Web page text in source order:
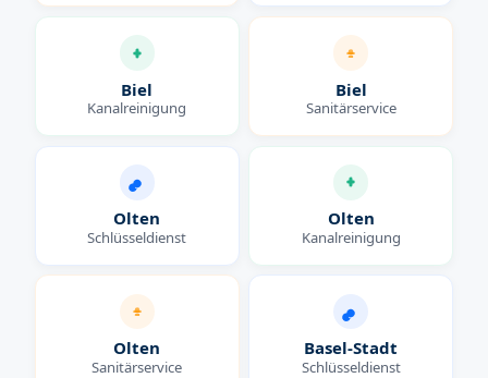
Biel
Kanalreinigung
Biel
Sanitärservice
Olten
Schlüsseldienst
Olten
Kanalreinigung
Olten
Sanitärservice
Basel-Stadt
Schlüsseldienst